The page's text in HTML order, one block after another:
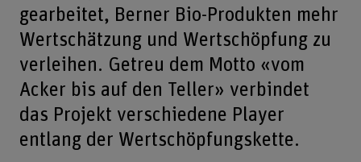
gearbeitet, Berner Bio-Produkten mehr
Wertschätzung und Wertschöpfung zu
verleihen. Getreu dem Motto «vom
Acker bis auf den Teller» verbindet
das Projekt verschiedene Player
entlang der Wertschöpfungskette.